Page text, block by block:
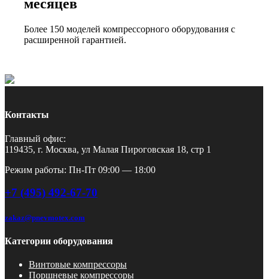
месяцев
Более 150 моделей компрессорного оборудования с
расширенной гарантией.
Контакты
Главный офис:
119435, г. Москва, ул Малая Пироговская 18, стр 1
Режим работы: Пн-Пт 09:00 — 18:00
+7 (495) 492-67-70
zakaz@pnevmotex.com
Категории оборудования
Винтовые компрессоры
Поршневые компрессоры